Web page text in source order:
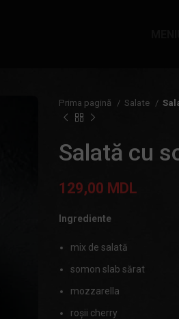
Prima pagină Salate
Salată cu
129,00 MDL
Ingrediente
mix de salată
somon slab sărat
mozzarella
roșii cherry